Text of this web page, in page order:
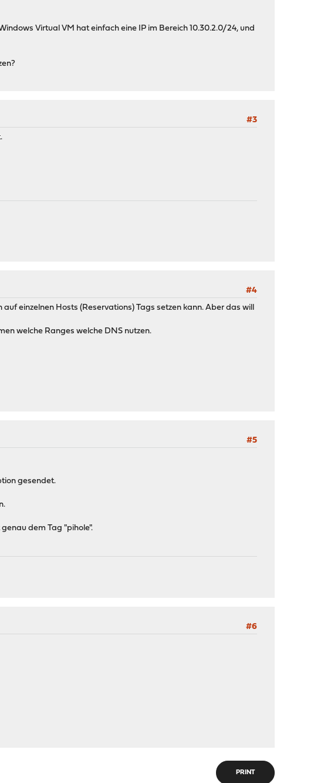
Virtual VM hat einfach eine IP im Bereich 10.30.2.0/24, und
#3
#4
einzelnen Hosts (Reservations) Tags setzen kann. Aber das will
welche Ranges welche DNS nutzen.
#5
gesendet.
dem Tag "pihole".
#6
PRINT